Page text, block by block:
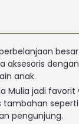
aksesoris
anak.
Mulia jadi favorit
tambahan
pengunjung.